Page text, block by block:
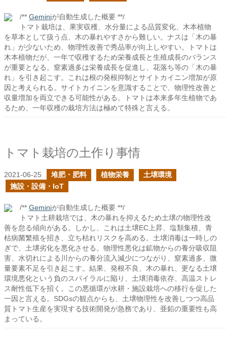
/** Geminiが自動生成した概要 **/
トマト栽培は、果実収穫、水分量による品質変化、木本植物
を草本として扱う点、木の暴れやすさから難しい。ナスは「木の暴
れ」が少ないため、物理性改善で秀品率が向上しやすい。トマトは
木本植物だが、一年で収穫するため栄養成長と生殖成長のバランス
が重要となる。窒素過多は栄養成長を促進し、花落ち等の「木の暴
れ」を引き起こす。これは根の発根抑制とサイトカイニン増加が原
因と考えられる。サイトカイニンを意識することで、物理性改善と
収量増加を両立できる可能性がある。トマトは本来多年生植物であ
るため、一年収穫の栽培方法は極めて特殊と言える。
トマト栽培の土作り事情
2021-06-25 堆肥・肥料 植物栄養
土壌環境
施設・設備・IoT
/** Geminiが自動生成した概要 **/
トマト土耕栽培では、木の暴れを抑えるため土壌の物理性改
善を怠る傾向がある。しかし、これは土壌EC上昇、塩類集積、青
枯病菌繁殖を招き、立ち枯れリスクを高める。土壌消毒は一時しの
ぎで、土壌劣化を悪化させる。物理性悪化は鉱物からの養分吸収阻
害、水切れによる川からの養分流入減少につながり、窒素過多、微
量要素不足を引き起こす。結果、発根不良、木の暴れ、更なる土壌
環境悪化という負のスパイラルに陥り、土壌消毒依存、高温ストレ
ス耐性低下を招く。この悪循環が水耕・施設栽培への移行を促した
一因と言える。SDGsの観点からも、土壌物理性を改善しつつ高品
質トマト生産を実現する技術開発が急務であり、亜鉛の重要性も高
まっている。